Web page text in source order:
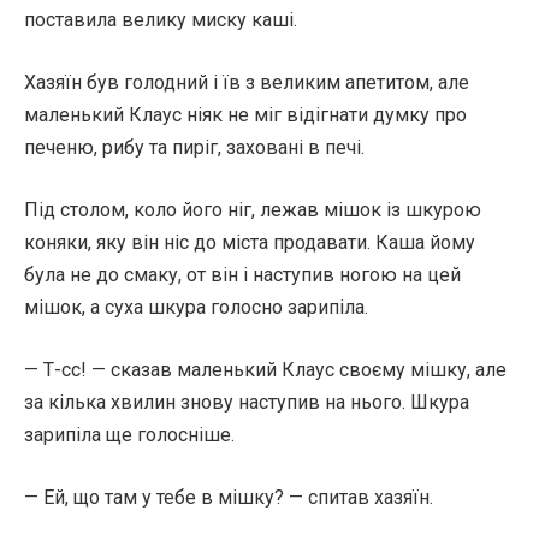
поставила велику миску каші.
Хазяїн був голодний і їв з великим апетитом, але
маленький Клаус ніяк не міг відігнати думку про
печеню, рибу та пиріг, заховані в печі.
Під столом, коло його ніг, лежав мішок із шкурою
коняки, яку він ніс до міста продавати. Каша йому
була не до смаку, от він і наступив ногою на цей
мішок, а суха шкура голосно зарипіла.
— Т-сс! — сказав маленький Клаус своєму мішку, але
за кілька хвилин знову наступив на нього. Шкура
зарипіла ще голосніше.
— Ей, що там у тебе в мішку? — спитав хазяїн.